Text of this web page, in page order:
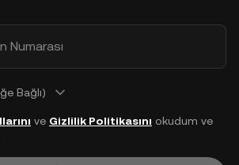
Bağlı)
ve Gizlilik Politikasını okudum ve